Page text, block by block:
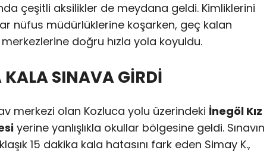
çeşitli aksilikler de meydana geldi. Kimliklerini
nüfus müdürlüklerine koşarken, geç kalan
doğru hızla yola koyuldu.
SINAVA GİRDİ
merkezi olan Kozluca yolu üzerindeki İnegöl Kız
yerine yanlışlıkla okullar bölgesine geldi. Sınavın
15 dakika kala hatasını fark eden Simay K.,